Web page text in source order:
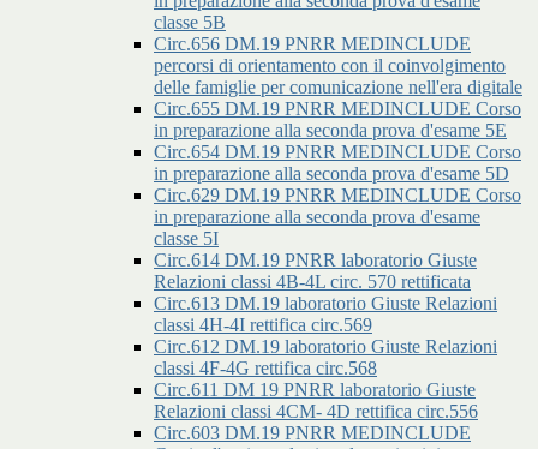
classe 5B
Circ.656 DM.19 PNRR MEDINCLUDE
percorsi di orientamento con il coinvolgimento
delle famiglie per comunicazione nell'era digitale
Circ.655 DM.19 PNRR MEDINCLUDE Corso
in preparazione alla seconda prova d'esame 5E
Circ.654 DM.19 PNRR MEDINCLUDE Corso
in preparazione alla seconda prova d'esame 5D
Circ.629 DM.19 PNRR MEDINCLUDE Corso
in preparazione alla seconda prova d'esame
classe 5I
Circ.614 DM.19 PNRR laboratorio Giuste
Relazioni classi 4B-4L circ. 570 rettificata
Circ.613 DM.19 laboratorio Giuste Relazioni
classi 4H-4I rettifica circ.569
Circ.612 DM.19 laboratorio Giuste Relazioni
classi 4F-4G rettifica circ.568
Circ.611 DM 19 PNRR laboratorio Giuste
Relazioni classi 4CM- 4D rettifica circ.556
Circ.603 DM.19 PNRR MEDINCLUDE